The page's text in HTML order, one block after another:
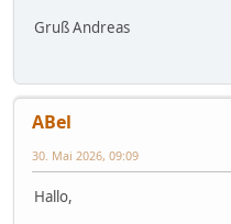
Gruß Andreas
ABel
30. Mai 2026, 09:09
Hallo,